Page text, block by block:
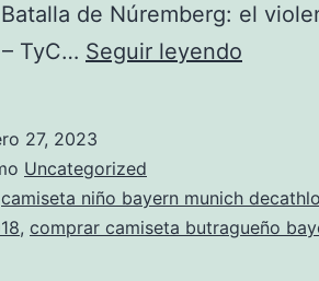
de Núremberg: el
TyC… Seguir leyendo
27, 2023
Uncategorized
camiseta niño bayern munich
, comprar camiseta butragueño